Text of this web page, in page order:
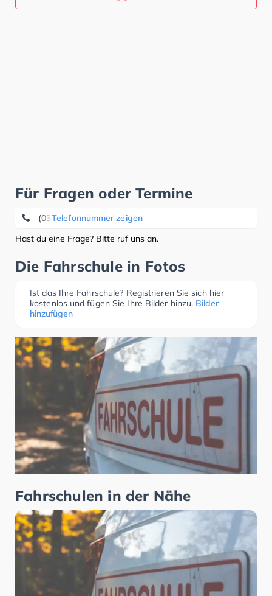
Für Fragen oder Termine
Telefonnummer zeigen
(03461) 82 66 50
Hast du eine Frage? Bitte ruf uns an.
Die Fahrschule in Fotos
Ist das Ihre Fahrschule? Registrieren Sie sich hier
kostenlos und fügen Sie Ihre Bilder hinzu. Bilder
hinzufügen
Fahrschulen in der Nähe